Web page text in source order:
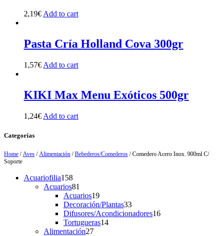
2,19€ Add to cart
Pasta Cría Holland Cova 300gr
1,57€ Add to cart
KIKI Max Menu Exóticos 500gr
1,24€ Add to cart
Categorías
Home /Aves /Alimentación /Bebederos/Comederos / Comedero Acero Inox. 900ml C/
Soporte
Acuariofilia158158
products
Acuarios81
products
Acuarios1919
products
Decoración/Plantas3333
products
Difusores/Acondicionadores1616
Tortugueras1414
Alimentación2727